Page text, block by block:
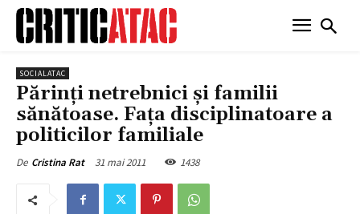
SOCIALATAC
Părinţi netrebnici şi familii
sănătoase. Faţa disciplinatoare a
politicilor familiale
De Cristina Rat 31 mai 2011 1438